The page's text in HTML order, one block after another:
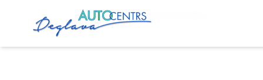
Sākums Pakalpojumi Toyota Savirze Rīgā